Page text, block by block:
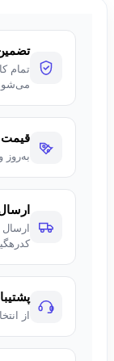
تمام
قیمت
به‌روز
پشتیبانی ۷
از